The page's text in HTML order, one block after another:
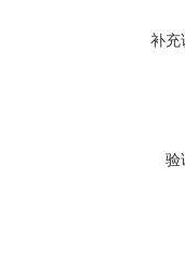
补充
验